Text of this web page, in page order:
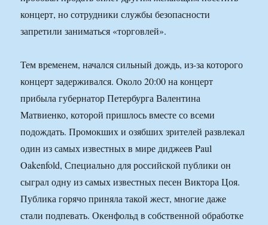
концерт, но сотрудники службы безопасности
запретили заниматься «торговлей».
Тем временем, начался сильный дождь, из-за которого
концерт задерживался. Около 20:00 на концерт
прибыла губернатор Петербурга Валентина
Матвиенко, которой пришлось вместе со всеми
подождать. Промокших и озябших зрителей развлекал
один из самых известных в мире диджеев Paul
Oakenfold, Специально для российской публики он
сыграл одну из самых известных песен Виктора Цоя.
Публика горячо приняла такой жест, многие даже
стали подпевать. Окенфольд в собственной обработке